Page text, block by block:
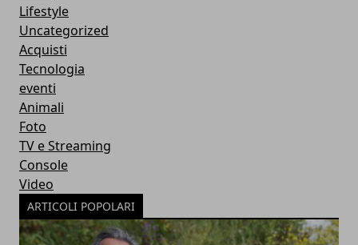
Lifestyle
Uncategorized
Acquisti
Tecnologia
eventi
Animali
Foto
TV e Streaming
Console
Video
ARTICOLI POPOLARI